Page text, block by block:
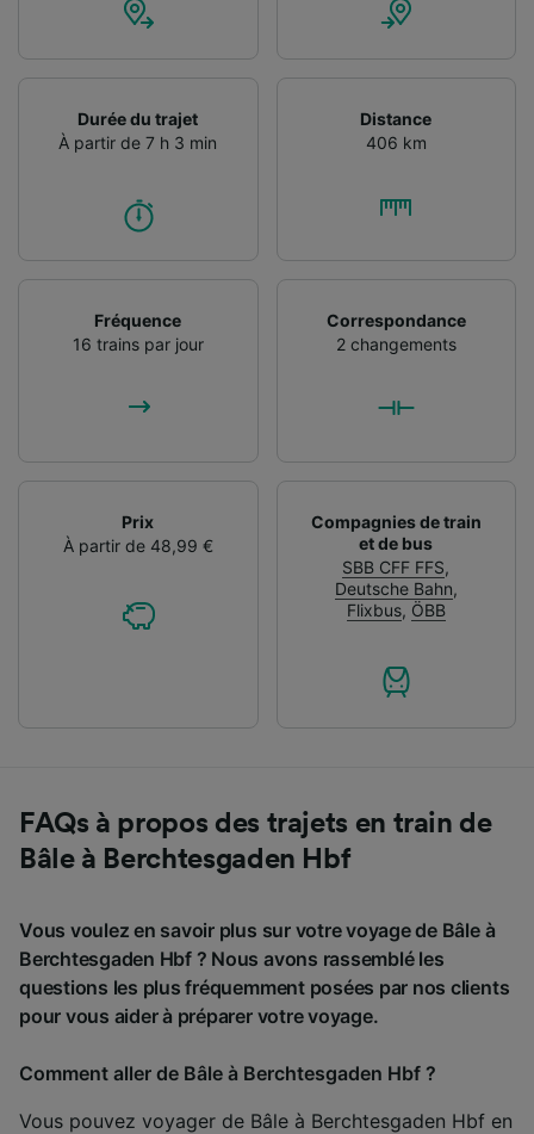
Durée du trajet
À partir de 7 h 3 min
Distance
406 km
Fréquence
16 trains par jour
Correspondance
2 changements
Prix
À partir de 48,99 €
Compagnies de train
et de bus
SBB CFF FFS,
Deutsche Bahn,
Flixbus, ÖBB
FAQs à propos des trajets en train de
Bâle à Berchtesgaden Hbf
Vous voulez en savoir plus sur votre voyage de Bâle à
Berchtesgaden Hbf ? Nous avons rassemblé les
questions les plus fréquemment posées par nos clients
pour vous aider à préparer votre voyage.
Comment aller de Bâle à Berchtesgaden Hbf ?
Vous pouvez voyager de Bâle à Berchtesgaden Hbf en